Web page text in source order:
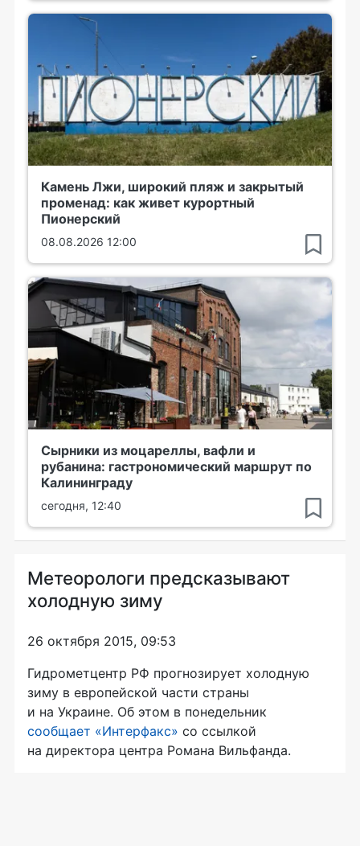
Камень Лжи, широкий пляж и закрытый
променад: как живет курортный
Пионерский
08.08.2026 12:00
Сырники из моцареллы, вафли и
рубанина: гастрономический маршрут по
Калининграду
сегодня, 12:40
Метеорологи предсказывают
холодную зиму
26 октября 2015, 09:53
Гидрометцентр РФ прогнозирует холодную
зиму в европейской части страны
и на Украине. Об этом в понедельник
сообщает «Интерфакс» со ссылкой
на директора центра Романа Вильфанда.